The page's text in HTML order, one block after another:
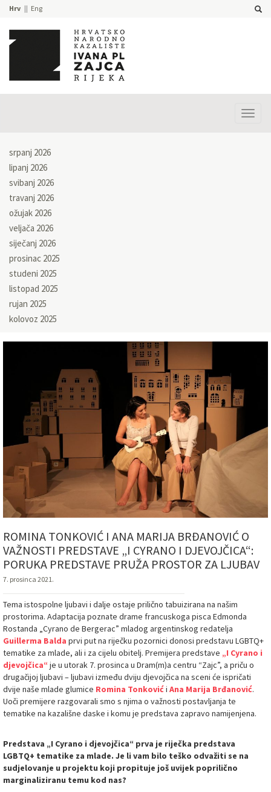
Hrv Eng
srpanj 2026
lipanj 2026
svibanj 2026
travanj 2026
ožujak 2026
veljača 2026
siječanj 2026
prosinac 2025
studeni 2025
listopad 2025
rujan 2025
kolovoz 2025
ROMINA TONKOVIĆ I ANA MARIJA BRĐANOVIĆ O
VAŽNOSTI PREDSTAVE „I CYRANO I DJEVOJČICA“:
PORUKA PREDSTAVE PRUŽA PROSTOR ZA LJUBAV
7. prosinca 2021.
Tema istospolne ljubavi i dalje ostaje prilično tabuizirana na našim
prostorima. Adaptacija poznate drame francuskoga pisca Edmonda
Rostanda „Cyrano de Bergerac” mladog argentinskog redatelja
Guillerma Balda prvi put na riječku pozornici donosi predstavu LGBTQ+
tematike za mlade, ali i za cijelu obitelj. Premijera predstave „I Cyrano i
djevojčica“ je u utorak 7. prosinca u Dram(m)a centru “Zajc”, a priču o
drugačijoj ljubavi – ljubavi između dviju djevojčica na sceni će ispričati
dvije naše mlade glumice Romina Tonkovići Ana Marija Brđanović.
Uoči premijere razgovarali smo s njima o važnosti postavljanja te
tematike na kazališne daske i komu je predstava zapravo namijenjena.
Predstava „I Cyrano i djevojčica“ prva je riječka predstava
LGBTQ+ tematike za mlade. Je li vam bilo teško odvažiti se na
sudjelovanje u projektu koji propituje još uvijek poprilično
marginaliziranu temu kod nas?